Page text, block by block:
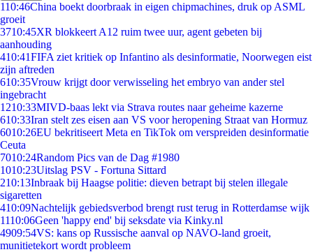
110:46China boekt doorbraak in eigen chipmachines, druk op ASML
groeit
3710:45XR blokkeert A12 ruim twee uur, agent gebeten bij
aanhouding
410:41FIFA ziet kritiek op Infantino als desinformatie, Noorwegen eist
zijn aftreden
610:35Vrouw krijgt door verwisseling het embryo van ander stel
ingebracht
1210:33MIVD-baas lekt via Strava routes naar geheime kazerne
610:33Iran stelt zes eisen aan VS voor heropening Straat van Hormuz
6010:26EU bekritiseert Meta en TikTok om verspreiden desinformatie
Ceuta
7010:24Random Pics van de Dag #1980
1010:23Uitslag PSV - Fortuna Sittard
210:13Inbraak bij Haagse politie: dieven betrapt bij stelen illegale
sigaretten
410:09Nachtelijk gebiedsverbod brengt rust terug in Rotterdamse wijk
1110:06Geen 'happy end' bij seksdate via Kinky.nl
4909:54VS: kans op Russische aanval op NAVO-land groeit,
munitietekort wordt probleem